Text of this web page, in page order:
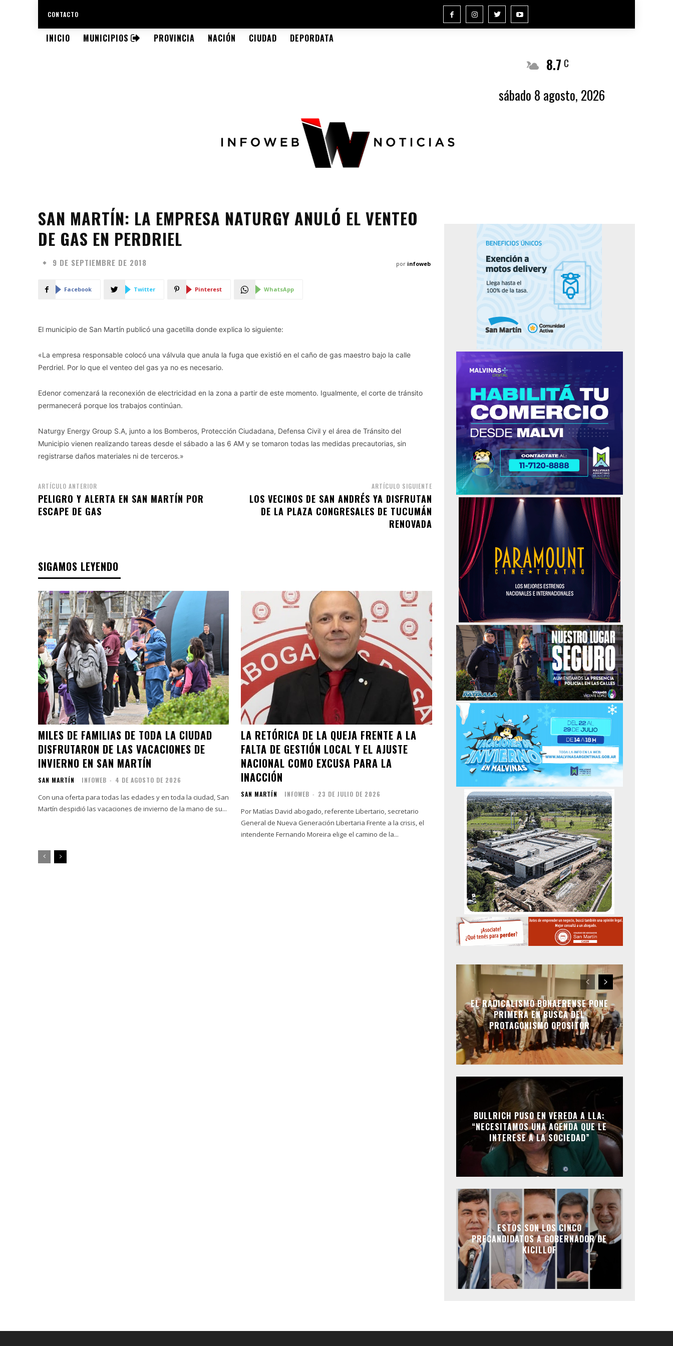
CONTACTO
INICIO MUNICIPIOS PROVINCIA NACIÓN CIUDAD DEPORDATA
8.7 C
sábado 8 agosto, 2026
SAN MARTÍN: LA EMPRESA NATURGY ANULÓ EL VENTEO
DE GAS EN PERDRIEL
9 DE SEPTIEMBRE DE 2018 por infoweb
Facebook Twitter Pinterest WhatsApp
El municipio de San Martín publicó una gacetilla donde explica lo siguiente:
«La empresa responsable colocó una válvula que anula la fuga que existió en el caño de gas maestro bajo la calle
Perdriel. Por lo que el venteo del gas ya no es necesario.
Edenor comenzará la reconexión de electricidad en la zona a partir de este momento. Igualmente, el corte de tránsito
permanecerá porque los trabajos continúan.
Naturgy Energy Group S.A, junto a los Bomberos, Protección Ciudadana, Defensa Civil y el área de Tránsito del
Municipio vienen realizando tareas desde el sábado a las 6 AM y se tomaron todas las medidas precautorias, sin
registrarse daños materiales ni de terceros.»
ARTÍCULO ANTERIOR
PELIGRO Y ALERTA EN SAN MARTÍN POR
ESCAPE DE GAS
ARTÍCULO SIGUIENTE
LOS VECINOS DE SAN ANDRÉS YA DISFRUTAN
DE LA PLAZA CONGRESALES DE TUCUMÁN
RENOVADA
SIGAMOS LEYENDO
MILES DE FAMILIAS DE TODA LA CIUDAD
DISFRUTARON DE LAS VACACIONES DE
INVIERNO EN SAN MARTÍN
SAN MARTÍN INFOWEB - 4 DE AGOSTO DE 2026
Con una oferta para todas las edades y en toda la ciudad, San
Martín despidió las vacaciones de invierno de la mano de su...
LA RETÓRICA DE LA QUEJA FRENTE A LA
FALTA DE GESTIÓN LOCAL Y EL AJUSTE
NACIONAL COMO EXCUSA PARA LA
INACCIÓN
SAN MARTÍN INFOWEB - 23 DE JULIO DE 2026
Por Matías David abogado, referente Libertario, secretario
General de Nueva Generación Libertaria Frente a la crisis, el
intendente Fernando Moreira elige el camino de la...
EL RADICALISMO BONAERENSE PONE
PRIMERA EN BUSCA DEL
PROTAGONISMO OPOSITOR
BULLRICH PUSO EN VEREDA A LLA:
“NECESITAMOS UNA AGENDA QUE LE
INTERESE A LA SOCIEDAD”
ESTOS SON LOS CINCO
PRECANDIDATOS A GOBERNADOR DE
KICILLOF